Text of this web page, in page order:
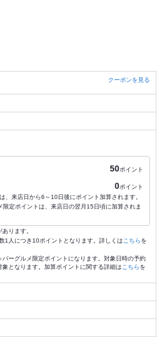
クーポンを見る
50ポイント
0ポイント
来店日から6～10日後にポイント加算されます。
定ポイントは、来店日の翌月15日頃に加算されま
ります。
人につき10ポイントとなります。詳しくは こちらを
ーグルメ限定ポイントになります。対象日時の予約
となります。加算ポイントに関する詳細は こちらを